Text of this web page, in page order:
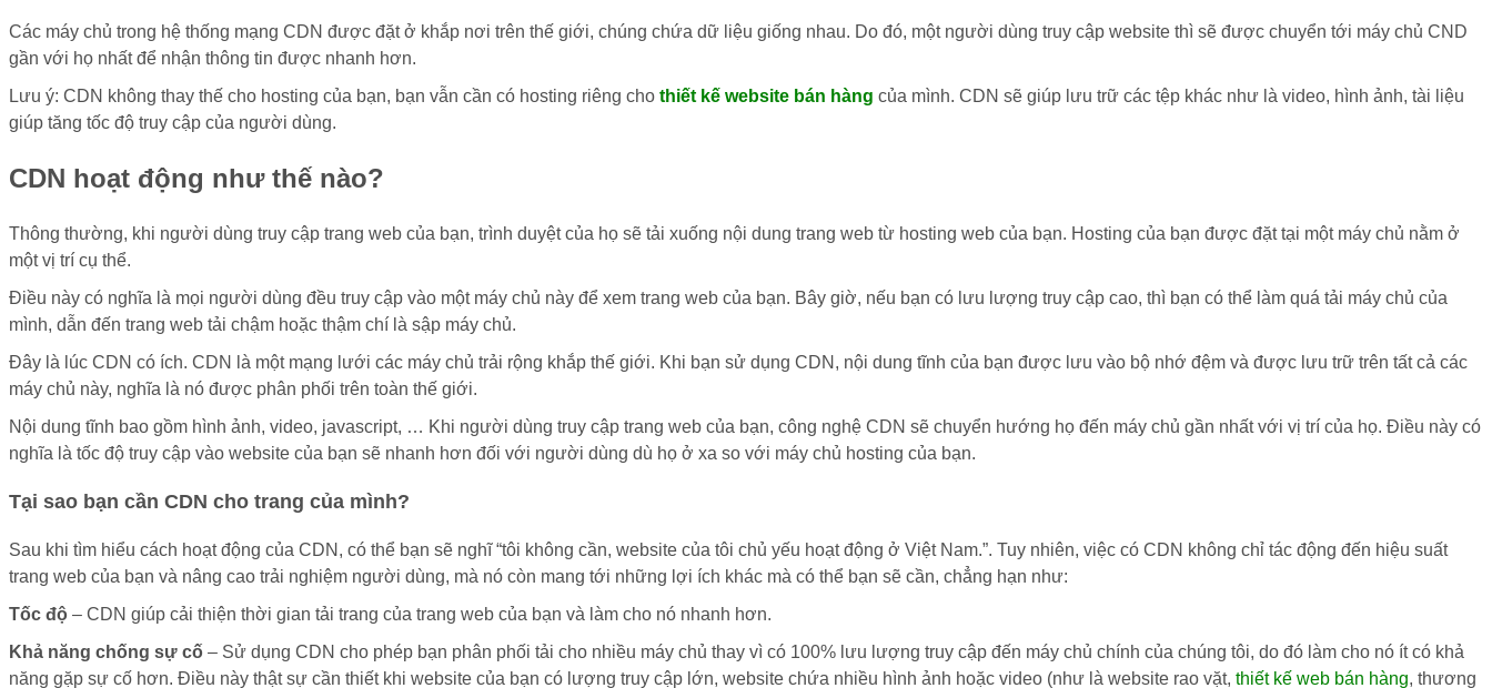
Các máy chủ trong hệ thống mạng CDN được đặt ở khắp nơi trên thế giới, chúng chứa dữ liệu giống nhau. Do đó, một người dùng truy cập website thì sẽ được chuyển tới máy chủ CND
gần với họ nhất để nhận thông tin được nhanh hơn.
Lưu ý: CDN không thay thế cho hosting của bạn, bạn vẫn cần có hosting riêng cho thiết kế website bán hàng của mình. CDN sẽ giúp lưu trữ các tệp khác như là video, hình ảnh, tài liệu
giúp tăng tốc độ truy cập của người dùng.
CDN hoạt động như thế nào?
Thông thường, khi người dùng truy cập trang web của bạn, trình duyệt của họ sẽ tải xuống nội dung trang web từ hosting web của bạn. Hosting của bạn được đặt tại một máy chủ nằm ở
một vị trí cụ thể.
Điều này có nghĩa là mọi người dùng đều truy cập vào một máy chủ này để xem trang web của bạn. Bây giờ, nếu bạn có lưu lượng truy cập cao, thì bạn có thể làm quá tải máy chủ của
mình, dẫn đến trang web tải chậm hoặc thậm chí là sập máy chủ.
Đây là lúc CDN có ích. CDN là một mạng lưới các máy chủ trải rộng khắp thế giới. Khi bạn sử dụng CDN, nội dung tĩnh của bạn được lưu vào bộ nhớ đệm và được lưu trữ trên tất cả các
máy chủ này, nghĩa là nó được phân phối trên toàn thế giới.
Nội dung tĩnh bao gồm hình ảnh, video, javascript, … Khi người dùng truy cập trang web của bạn, công nghệ CDN sẽ chuyển hướng họ đến máy chủ gần nhất với vị trí của họ. Điều này có
nghĩa là tốc độ truy cập vào website của bạn sẽ nhanh hơn đối với người dùng dù họ ở xa so với máy chủ hosting của bạn.
Tại sao bạn cần CDN cho trang của mình?
Sau khi tìm hiểu cách hoạt động của CDN, có thể bạn sẽ nghĩ “tôi không cần, website của tôi chủ yếu hoạt động ở Việt Nam.”. Tuy nhiên, việc có CDN không chỉ tác động đến hiệu suất
trang web của bạn và nâng cao trải nghiệm người dùng, mà nó còn mang tới những lợi ích khác mà có thể bạn sẽ cần, chẳng hạn như:
Tốc độ – CDN giúp cải thiện thời gian tải trang của trang web của bạn và làm cho nó nhanh hơn.
Khả năng chống sự cố – ​​Sử dụng CDN cho phép bạn phân phối tải cho nhiều máy chủ thay vì có 100% lưu lượng truy cập đến máy chủ chính của chúng tôi, do đó làm cho nó ít có khả
năng gặp sự cố hơn. Điều này thật sự cần thiết khi website của bạn có lượng truy cập lớn, website chứa nhiều hình ảnh hoặc video (như là website rao vặt, thiết kế web bán hàng, thương